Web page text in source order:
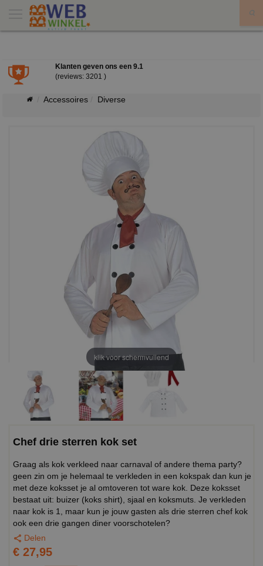
Klanten geven ons een 9.1
(reviews: 3201 )
Accessoires Diverse
klik voor schermvullend
Chef drie sterren kok set
Graag als kok verkleed naar carnaval of andere thema party?
geen zin om je helemaal te verkleden in een kokspak dan kun je
met deze koksset je al omtoveren tot ware kok. Deze koksset
bestaat uit: buizer (koks shirt), sjaal en koksmuts. Je verkleden
naar kok is 1, maar kun je jouw gasten als drie sterren chef kok
ook een drie gangen diner voorschotelen?
Delen
€ 27,95